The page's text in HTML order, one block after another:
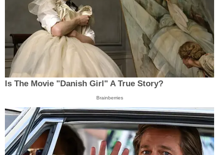
Is The Movie "Danish Girl" A True Story?
Brainberries